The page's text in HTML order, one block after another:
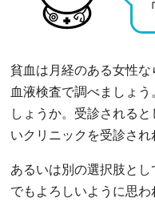
貧血は月経のある女性
血液検査で調べましょ
しょうか。受診される
いクリニックを受診され
あるいは別の選択肢と
でもよろしいように思わ